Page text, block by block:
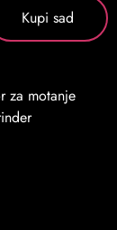
Kupi sad
za motanje